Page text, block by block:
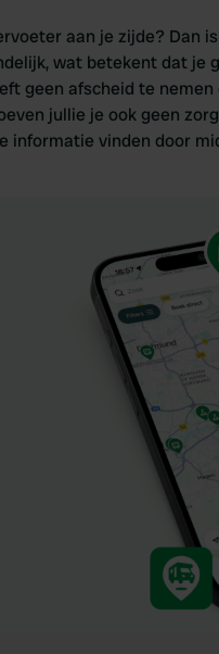
aan je zijde? Dan
wat betekent dat je
geen afscheid te nemen
jullie je ook geen
informatie vinden door